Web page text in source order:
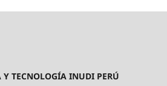
TECNOLOGÍA INUDI PERÚ